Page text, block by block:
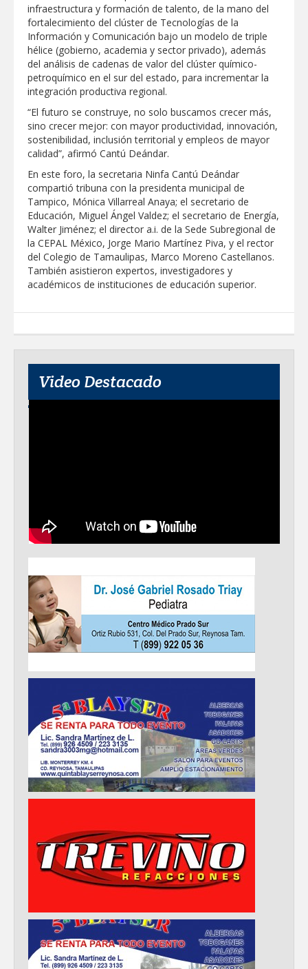
infraestructura y formación de talento, de la mano del
fortalecimiento del clúster de Tecnologías de la
Información y Comunicación bajo un modelo de triple
hélice (gobierno, academia y sector privado), además
del análisis de cadenas de valor del clúster químico-
petroquímico en el sur del estado, para incrementar la
integración productiva regional.
“El futuro se construye, no solo buscamos crecer más,
sino crecer mejor: con mayor productividad, innovación,
sostenibilidad, inclusión territorial y empleos de mayor
calidad”, afirmó Cantú Deándar.
En este foro, la secretaria Ninfa Cantú Deándar
compartió tribuna con la presidenta municipal de
Tampico, Mónica Villarreal Anaya; el secretario de
Educación, Miguel Ángel Valdez; el secretario de Energía,
Walter Jiménez; el director a.i. de la Sede Subregional de
la CEPAL México, Jorge Mario Martínez Piva, y el rector
del Colegio de Tamaulipas, Marco Moreno Castellanos.
También asistieron expertos, investigadores y
académicos de instituciones de educación superior.
Video Destacado